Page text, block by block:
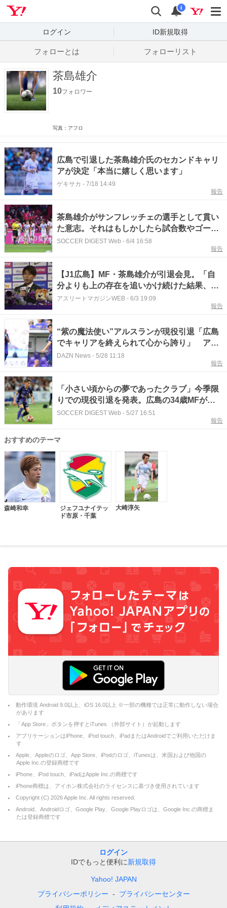
検索
通知
i
ログイン ID新規取得
フォローとは フォローリスト
茶島雄介
10フォロワー
写真：アフロ
広島で引退した茶島雄介氏のセカンドキャリ
アが決定「本当に嬉しく思います」
ゲキサカ - 7/18 14:49
報告
茶島雄介がサンフレッチェの選手として貫い
た意志。それはもしかしたら試合数やゴール
数より価値があるのかもしれない【コラム】
SOCCER DIGEST Web - 6/4 16:58
報告
【J1広島】MF・茶島雄介が引退会見。「自
分よりも上の存在を追いかけ続けた結果、こ
こまでやってこれた」
アスリートマガジンWEB - 6/3 19:09
報告
“紫の魔法使い”アルスランが現役引退「広島
でキャリアを終えられて心から誇り」 アカ
デミー時代含め22年間在籍の茶島雄介も現役
DAZN News - 5/28 11:18
報告
「小さい頃からの夢であったクラブ」今季限
りでの現役引退を発表。広島の34歳MFが感
謝のメッセージ「長い間お世話になりまし
SOCCER DIGEST Web - 5/27 16:51
報告
おすすめのテーマ
森崎和幸
ジェフユナイテッ
ド市原・千葉
大崎淳矢
動作環境 Android 9.0以上、iOS 16.0以上 ※一部の機種では正常に動作しない場合
があります
「App Store」ボタンを押すとiTunes （外部サイト）が起動します
アプリケーションはiPhone、iPod touch、iPadまたはAndroidでご利用いただけま
す
Apple、Appleのロゴ、App Store、iPodのロゴ、iTunesは、米国および他国の
Apple Inc.の登録商標です
iPhone、iPod touch、iPadはApple Inc.の商標です
iPhone商標は、アイホン株式会社のライセンスに基づき使用されています
Copyright (C) 2026Apple Inc. All rights reserved.
Android、Androidロゴ、Google Play、Google Playロゴは、Google Inc.の商標ま
たは登録商標です
ログイン
IDでもっと便利に新規取得
Yahoo! JAPAN
プライバシーポリシー
プライバシーセンター